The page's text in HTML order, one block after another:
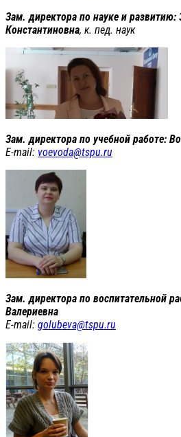
Зам. директора по науке и развитию:
Константиновна, к. пед. наук
Зам. директора по учебной работе:
E-mail: voevoda@tspu.ru
Зам. директора по воспитательной
Валериевна
E-mail: golubeva@tspu.ru